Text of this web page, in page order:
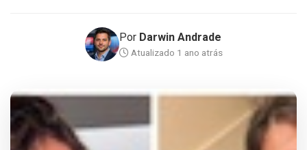
Por Darwin Andrade
Atualizado 1 ano atrás